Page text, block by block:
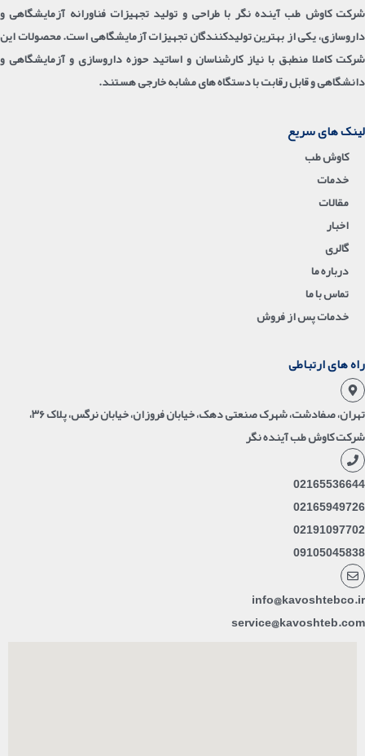
شرکت کاوش طب آینده نگر با طراحی و تولید تجهیزات فناورانه آزمایشگاهی و
داروسازی، یکی از بهترین تولیدکنندگان تجهیزات آزمایشگاهی است. محصولات این
شرکت کاملا منطبق با نیاز کارشناسان و اساتید حوزه داروسازی و آزمایشگاهی و
دانشگاهی و قابل رقابت با دستگاه های مشابه خارجی هستند.
لینک های سریع
کاوش طب
خدمات
مقالات
اخبار
گالری
درباره ما
تماس با ما
خدمات پس از فروش
راه های ارتباطی
تهران، صفادشت، شهرک صنعتی دهک، خیابان فروزان، خیابان نرگس، پلاک ۳۶،
شرکت کاوش طب آینده نگر
02165536644
02165949726
02191097702
09105045838
info@kavoshtebco.ir
service@kavoshteb.com